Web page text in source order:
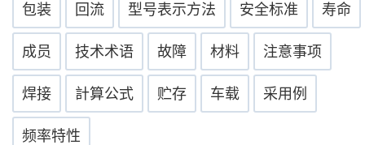
包装 回流 型号表示方法 安全标准 寿命
成员 技术术语 故障 材料 注意事项
焊接 計算公式 贮存 车载 采用例
频率特性